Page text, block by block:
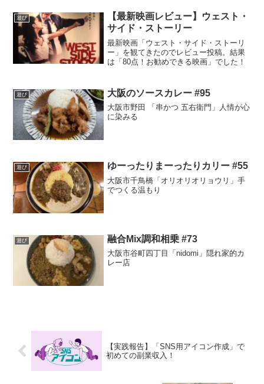
遊び
【最新映画レビュー】ウェスト・
サイド・ストーリー
最新映画「ウェスト・サイド・ストーリ
ー」を観てきたのでレビュー投稿。結果
は「80点！お勧めできる映画」でした！
遊び 大阪のソースカレー #95
大阪市野田 「串かつ 五右衛門」人情が心
に染みる
遊び ゆーったりまーったりカリー #55
大阪市千鳥橋「オリオリオリョウリ」手
でつくる温もり
遊び 融合Mix調和相乗 #73
大阪市谷町四丁目「nidomi」隠れ家的カ
レー店
【実践報告】「SNS用アイコン作成」で
初めての副業収入！